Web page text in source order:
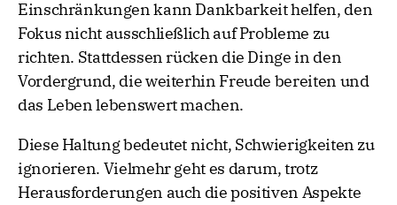
Einschränkungen kann Dankbarkeit helfen, den
Fokus nicht ausschließlich auf Probleme zu
richten. Stattdessen rücken die Dinge in den
Vordergrund, die weiterhin Freude bereiten und
das Leben lebenswert machen.
Diese Haltung bedeutet nicht, Schwierigkeiten zu
ignorieren. Vielmehr geht es darum, trotz
Herausforderungen auch die positiven Aspekte